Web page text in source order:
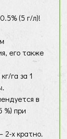
(5 г/л)!
его также
га за 1
в
%) при
2-х кратно.